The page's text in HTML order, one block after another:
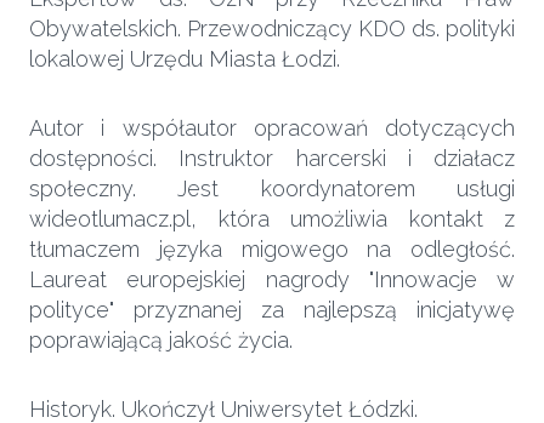
Obywatelskich. Przewodniczący KDO ds. polityki
lokalowej Urzędu Miasta Łodzi.
Autor i współautor opracowań dotyczących
dostępności. Instruktor harcerski i działacz
społeczny. Jest koordynatorem usługi
wideotlumacz.pl, która umożliwia kontakt z
tłumaczem języka migowego na odległość.
Laureat europejskiej nagrody "Innowacje w
polityce" przyznanej za najlepszą inicjatywę
poprawiającą jakość życia.
Historyk. Ukończył Uniwersytet Łódzki.